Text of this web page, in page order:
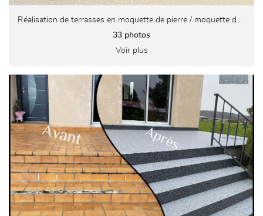
33 photos
Voir plus